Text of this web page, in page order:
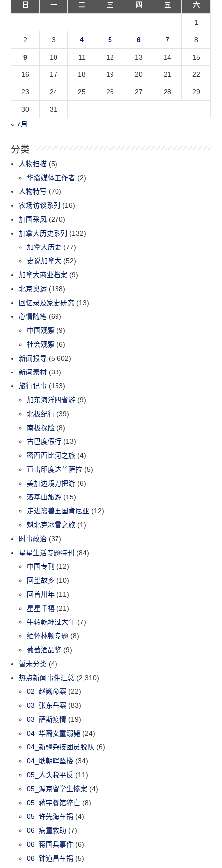
日
一 二 三 四 五 六
1
2 3 4 5 6 7 8
9 10 11 12 13 14 15
16 17 18 19 20 21 22
23 24 25 26 27 28 29
30
31
« 7月
分类
人物扫描 (5)
华裔媒体工作者 (2)
人物特写 (70)
农场访谈系列 (16)
加国采风 (270)
加拿大历史系列 (132)
加拿大历史 (77)
史说加拿大 (52)
加拿大商业档案 (9)
北京奥运 (138)
回忆录及家史研究 (13)
心情随笔 (69)
中国观察 (9)
社会观察 (6)
新闻报导 (5,602)
新闻素材 (33)
旅行记事 (153)
加东海洋四省游 (9)
北极纪行 (39)
南极探险 (8)
古巴度假行 (13)
密西西比河之旅 (4)
直击印度达兰萨拉 (5)
美加边境刀把游 (6)
落基山旅游 (15)
走进禽兽王国肯尼亚 (12)
魁北克冰雪之旅 (1)
时事政治 (37)
星星生活专题特刊 (84)
中国专刊 (12)
回望故乡 (10)
回首卅年 (11)
星星千禧 (21)
牛转乾坤过大年 (7)
缅怀林顿专题 (8)
葡萄酒品鉴 (9)
暂未分类 (4)
热点新闻事件汇总 (2,310)
02_赵巍命案 (22)
03_张东岳案 (83)
03_萨斯疫情 (19)
04_华裔女童溺毙 (24)
04_新疆杂技团员脱队 (6)
04_耿朝晖坠楼 (34)
05_人头税平反 (11)
05_渥京留学生惨案 (4)
05_蒋宇餐馆猝亡 (8)
05_许先海车祸 (4)
06_病童救助 (7)
06_蒋国兵事件 (6)
06_钟道昌车祸 (5)